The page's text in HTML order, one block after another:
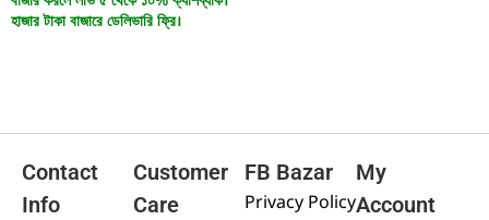
হাজার টাকা বাজারে ডেলিভারি ফ্রি।
Contact
Info
Customer
Care
FB Bazar
Privacy Policy
My
Account